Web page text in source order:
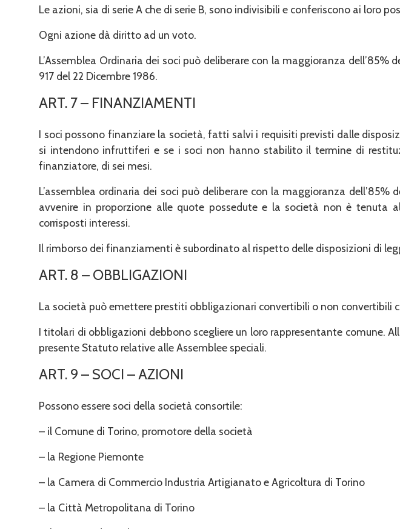
Le azioni, sia di serie A che di serie B, sono indivisibili e conferiscono ai loro
Ogni azione dà diritto ad un voto.
L’Assemblea Ordinaria dei soci può deliberare con la maggioranza
917 del 22 Dicembre 1986.
ART. 7 – FINANZIAMENTI
I soci possono finanziare la società, fatti salvi i requisiti previsti dalle
si in­tendono infruttiferi e se i soci non hanno stabilito il termine di
finanziatore, di sei mesi.
L’assemblea ordinaria dei soci può deliberare con la maggioranza
avvenire in proporzione alle quote possedute e la società non è
corrisposti interessi.
Il rimborso dei finanziamenti è subordinato al rispetto delle disposizioni di
ART. 8 – OBBLIGAZIONI
La società può emettere prestiti obbligazionari convertibili o non convertibili
I titolari di obbligazioni debbono scegliere un loro rappresentante comune.
presente Statuto relative alle Assemblee speciali.
ART. 9 – SOCI – AZIONI
Possono essere soci della società consortile:
– il Comune di Torino, promotore della società
– la Regione Piemonte
– la Camera di Commercio Industria Artigianato e Agricoltura di Torino
– la Città Metropolitana di Torino